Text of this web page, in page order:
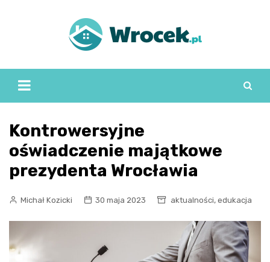
Kontrowersyjne
oświadczenie majątkowe
prezydenta Wrocławia
Michał Kozicki 30 maja 2023 aktualności, edukacja